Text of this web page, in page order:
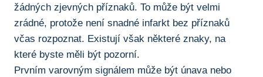
⁣žádných zjevných příznaků. To může být velmi
zrádné, protože není snadné infarkt bez ⁢příznaků
včas rozpoznat. Existují však některé ⁤znaky, ​na⁤
které byste měli být pozorní.
Prvním varovným signálem může být únava nebo